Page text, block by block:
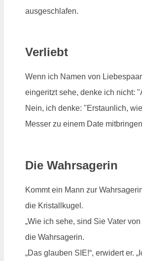
ausgeschlafen.
Verliebt
Wenn ich Namen von
eingeritzt sehe, denke ich nicht:
Nein, ich denke: "Erstaunlich,
Messer zu einem Date
Die Wahrsagerin
Kommt ein Mann zur
die Kristallkugel.
„Wie ich sehe, sind Sie Vater
die Wahrsagerin.
„Das glauben SIE!“, erwidert er.